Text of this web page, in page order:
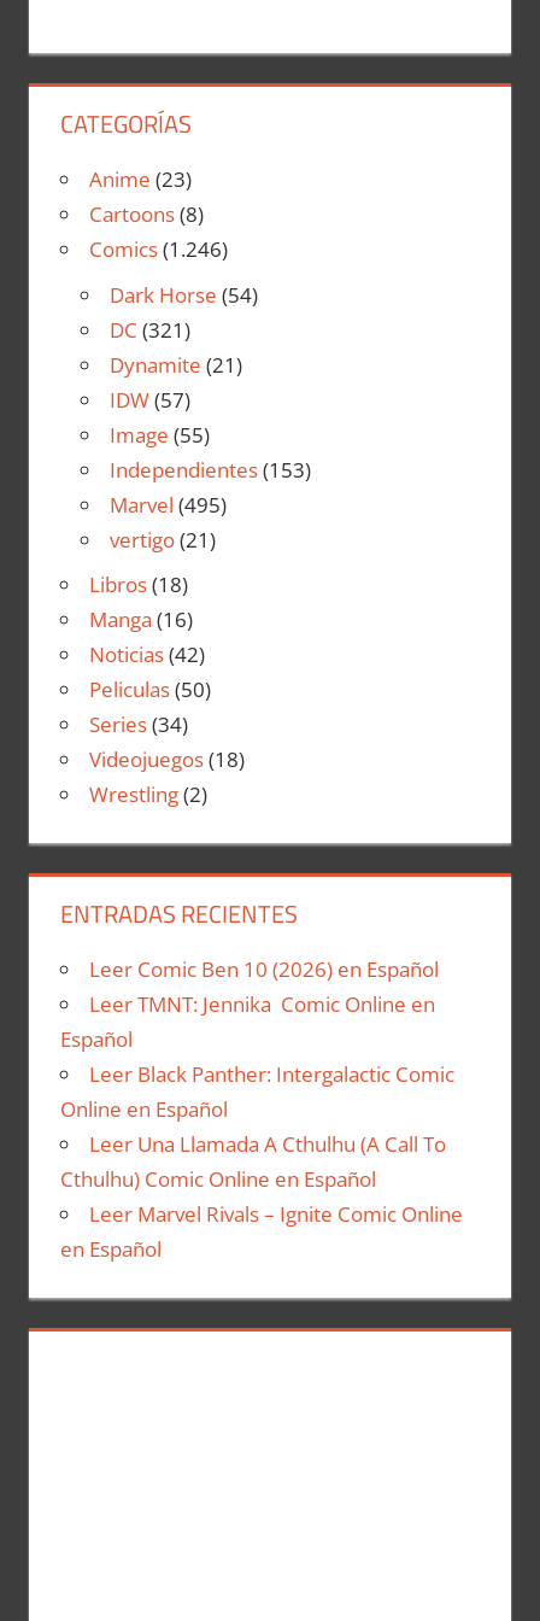
CATEGORÍAS
Anime (23)
Cartoons(8)
Comics(1.246)
Dark Horse (54)
DC (321)
Dynamite (21)
IDW(57)
Image (55)
Independientes(153)
Marvel (495)
vertigo(21)
Libros(18)
Manga (16)
Noticias(42)
Peliculas(50)
Series(34)
Videojuegos(18)
Wrestling(2)
ENTRADAS RECIENTES
Leer Comic Ben 10 (2026) en Español
Leer TMNT: Jennika Comic Online en
Español
Leer Black Panther: Intergalactic Comic
Online en Español
Leer Una Llamada A Cthulhu (A Call To
Cthulhu) Comic Online en Español
Leer Marvel Rivals – Ignite Comic Online
en Español